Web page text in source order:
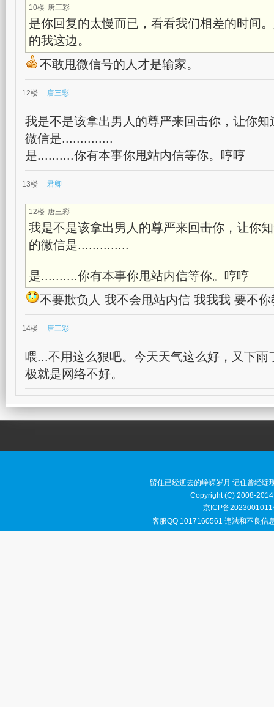
留住已经逝去的峥嵘岁月 记住曾经绽
Copyright (C) 2008-
京ICP备
客服QQ 1017160561 违法和不良信